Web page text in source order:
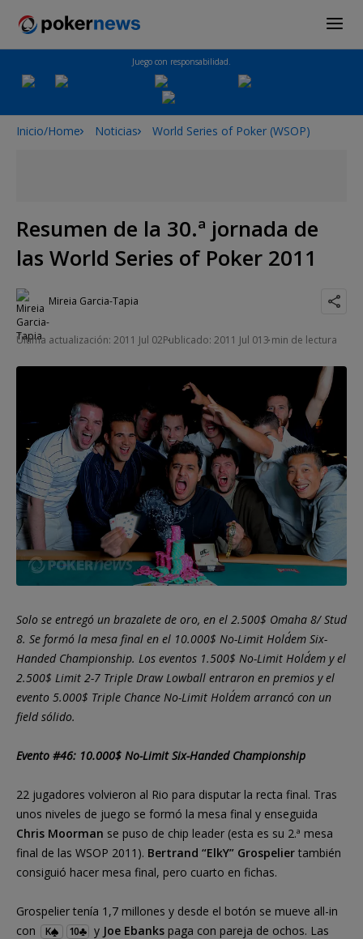
Juego con responsabilidad.
Inicio/Home Noticias World Series of Poker (WSOP)
Resumen de la 30.ª jornada de
las World Series of Poker 2011
Mireia Garcia-Tapia
Última actualización: 2011 Jul 02Publicado: 2011 Jul 013 min de lectura
Solo se entregó un brazalete de oro, en el 2.500$ Omaha 8/ Stud
8. Se formó la mesa final en el 10.000$ No-Limit Hold´em Six-
Handed Championship. Los eventos 1.500$ No-Limit Hold´em y el
2.500$ Limit 2-7 Triple Draw Lowball entraron en premios y el
evento 5.000$ Triple Chance No-Limit Hold´em arrancó con un
field sólido.
Evento #46: 10.000$ No-Limit Six-Handed Championship
22 jugadores volvieron al Rio para disputar la recta final. Tras
unos niveles de juego se formó la mesa final y enseguida
Chris Moorman se puso de chip leader (esta es su 2.ª mesa
final de las WSOP 2011). Bertrand “ElkY” Grospelier también
consiguió hacer mesa final, pero cuarto en fichas.
Grospelier tenía 1,7 millones y desde el botón se mueve all-in
con
K 10 y Joe Ebanks paga con pareja de ochos. Las